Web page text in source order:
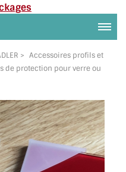
> Accessoires profils et
de protection pour verre ou